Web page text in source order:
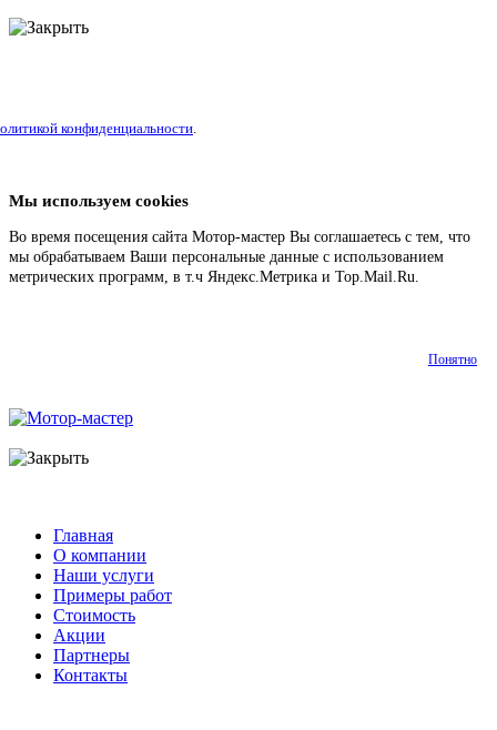
конфиденциальности.
Мы используем cookies
Во время посещения сайта Мотор-мастер Вы соглашаетесь с тем, что
мы обрабатываем Ваши персональные данные с использованием
метрических программ, в т.ч Яндекс.Метрика и Top.Mail.Ru.
Понятно
Главная
О компании
Наши услуги
Примеры работ
Стоимость
Акции
Партнеры
Контакты